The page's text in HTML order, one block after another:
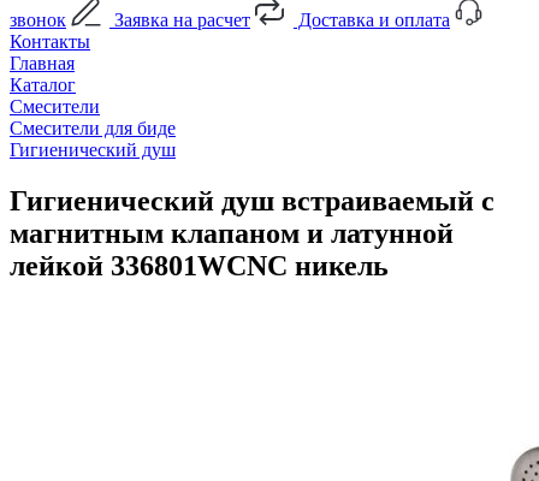
звонок
Заявка на расчет
Доставка и оплата
Контакты
Главная
Каталог
Смесители
Смесители для биде
Гигиенический душ
Гигиенический душ встраиваемый с
магнитным клапаном и латунной
лейкой 336801WCNC никель